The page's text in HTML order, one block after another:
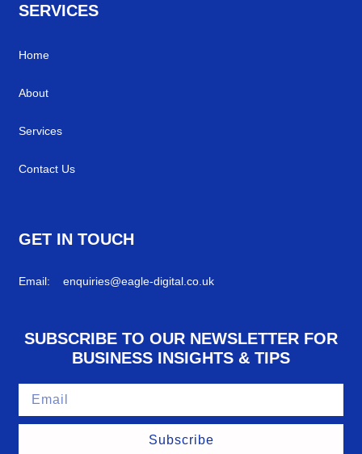
SERVICES
Home
About
Services
Contact Us
GET IN TOUCH
Email: enquiries@eagle-digital.co.uk
SUBSCRIBE TO OUR NEWSLETTER FOR
BUSINESS INSIGHTS & TIPS
Subscribe